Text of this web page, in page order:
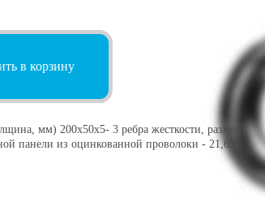
в корзину
мм) 200х50х5- 3 ребра жесткости, размер
панели из оцинкованной проволоки - 21,65